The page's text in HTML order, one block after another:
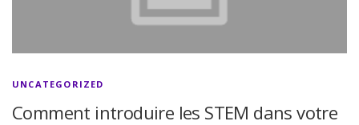
UNCATEGORIZED
Comment introduire les STEM dans votre